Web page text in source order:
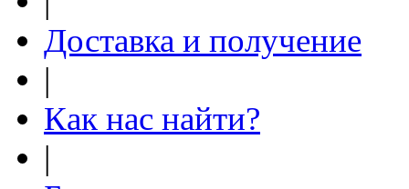
Доставка и получение
|
Как нас найти?
|